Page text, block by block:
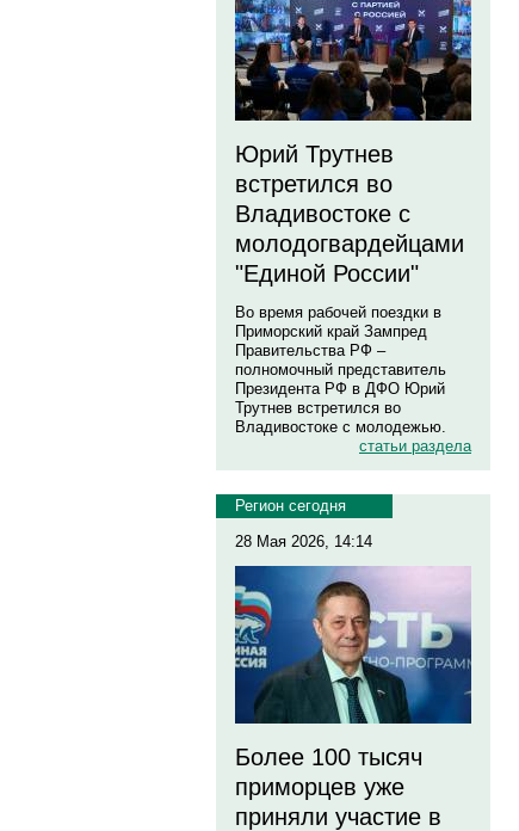
Юрий Трутнев
встретился во
Владивостоке с
молодогвардейцами
"Единой России"
Во время рабочей поездки в
Приморский край Зампред
Правительства РФ –
полномочный представитель
Президента РФ в ДФО Юрий
Трутнев встретился во
Владивостоке с молодежью.
статьи раздела
Регион сегодня
28 Мая 2026, 14:14
Более 100 тысяч
приморцев уже
приняли участие в